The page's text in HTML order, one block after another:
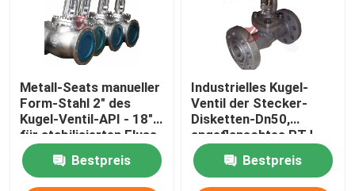
Metall-Seats manueller
Form-Stahl 2" des
Kugel-Ventil-API - 18"
für stabilisierten Fluss
Bestpreis
Industrielles Kugel-
Ventil der Stecker-
Disketten-Dn50,
angeflanschtes RTJ-
Enden-
Kohlenstoffstahl-
Kugel-Ventil
Bestpreis